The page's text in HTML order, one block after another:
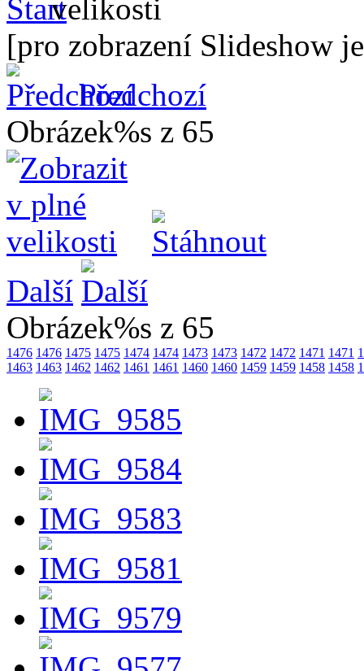
[pro zobrazení Slideshow
Předchozí
Obrázek%s z 65
Další
Obrázek%s z 65
1476 1476 1475 1475 1474 1474 1473 1473 1472 1472 1471 1471
1463 1463 1462 1462 1461 1461 1460 1460 1459 1459 1458 1458